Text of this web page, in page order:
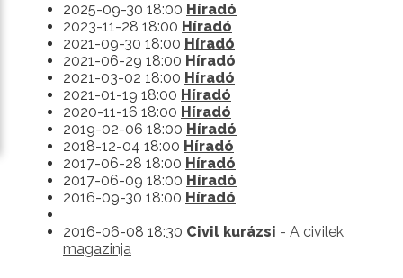
2025-09-30 18:00 Híradó
2023-11-28 18:00 Híradó
2021-09-30 18:00 Híradó
2021-06-29 18:00 Híradó
2021-03-02 18:00 Híradó
2021-01-19 18:00 Híradó
2020-11-16 18:00 Híradó
2019-02-06 18:00 Híradó
2018-12-04 18:00 Híradó
2017-06-28 18:00 Híradó
2017-06-09 18:00 Híradó
2016-09-30 18:00 Híradó
2016-06-08 18:30 Civil kurázsi - A civilek
magazinja